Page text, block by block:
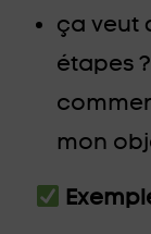
ça veut
étapes
mon